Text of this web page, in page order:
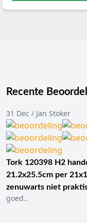
Recente
31 Dec / Jan Stoker
Tork 120398 H2
21.2x25.5cm per
zenuwarts niet
goed..